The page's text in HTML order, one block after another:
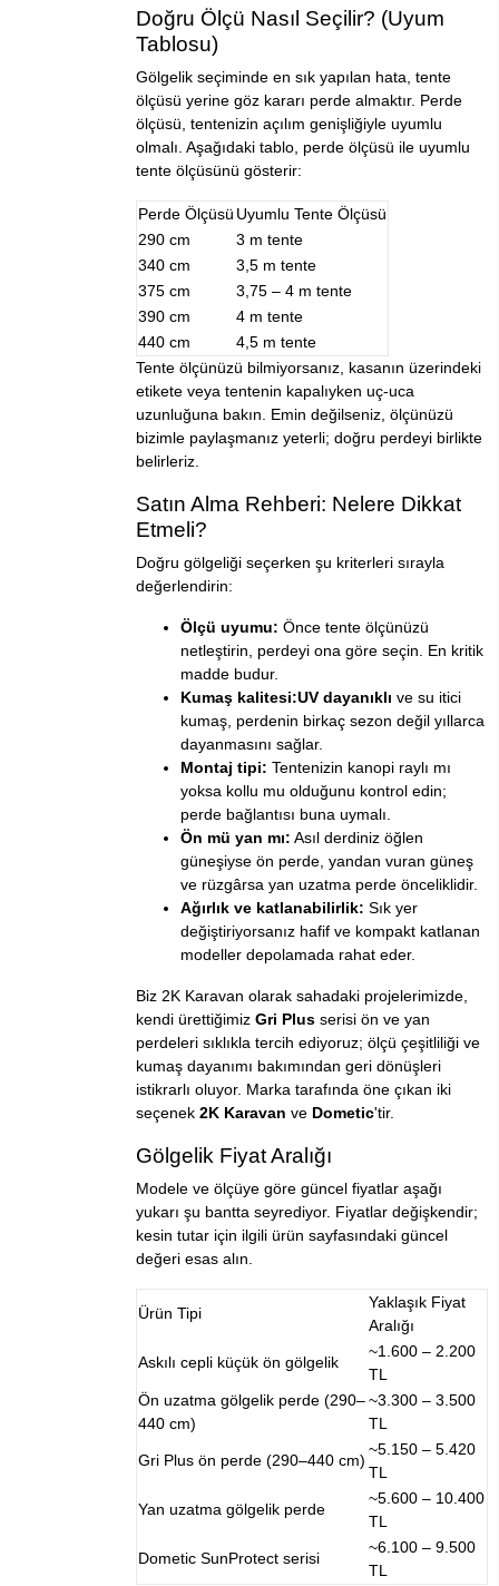
Doğru Ölçü Nasıl Seçilir? (Uyum
Tablosu)
Gölgelik seçiminde en sık yapılan hata, tente
ölçüsü yerine göz kararı perde almaktır. Perde
ölçüsü, tentenizin açılım genişliğiyle uyumlu
olmalı. Aşağıdaki tablo, perde ölçüsü ile uyumlu
tente ölçüsünü gösterir:
Perde Ölçüsü Uyumlu Tente Ölçüsü
290 cm
3 m tente
340 cm
3,5 m tente
375 cm
3,75 – 4 m tente
390 cm
4 m tente
440 cm
4,5 m tente
Tente ölçünüzü bilmiyorsanız, kasanın üzerindeki
etikete veya tentenin kapalıyken uç-uca
uzunluğuna bakın. Emin değilseniz, ölçünüzü
bizimle paylaşmanız yeterli; doğru perdeyi birlikte
belirleriz.
Satın Alma Rehberi: Nelere Dikkat
Etmeli?
Doğru gölgeliği seçerken şu kriterleri sırayla
değerlendirin:
Ölçü uyumu: Önce tente ölçünüzü
netleştirin, perdeyi ona göre seçin. En kritik
madde budur.
Kumaş kalitesi:UV dayanıklı ve su itici
kumaş, perdenin birkaç sezon değil yıllarca
dayanmasını sağlar.
Montaj tipi: Tentenizin kanopi raylı mı
yoksa kollu mu olduğunu kontrol edin;
perde bağlantısı buna uymalı.
Ön mü yan mı: Asıl derdiniz öğlen
güneşiyse ön perde, yandan vuran güneş
ve rüzgârsa yan uzatma perde önceliklidir.
Ağırlık ve katlanabilirlik: Sık yer
değiştiriyorsanız hafif ve kompakt katlanan
modeller depolamada rahat eder.
Biz 2K Karavan olarak sahadaki projelerimizde,
kendi ürettiğimiz Gri Plus serisi ön ve yan
perdeleri sıklıkla tercih ediyoruz; ölçü çeşitliliği ve
kumaş dayanımı bakımından geri dönüşleri
istikrarlı oluyor. Marka tarafında öne çıkan iki
seçenek 2K Karavan ve Dometic'tir.
Gölgelik Fiyat Aralığı
Modele ve ölçüye göre güncel fiyatlar aşağı
yukarı şu bantta seyrediyor. Fiyatlar değişkendir;
kesin tutar için ilgili ürün sayfasındaki güncel
değeri esas alın.
Ürün Tipi
Yaklaşık Fiyat
Aralığı
Askılı cepli küçük ön gölgelik
~1.600 – 2.200
TL
Ön uzatma gölgelik perde (290–
440 cm)
~3.300 – 3.500
TL
Gri Plus ön perde (290–440 cm)
~5.150 – 5.420
TL
Yan uzatma gölgelik perde
~5.600 – 10.400
TL
Dometic SunProtect serisi
~6.100 – 9.500
TL